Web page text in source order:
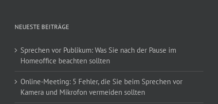
NEUESTE BEITRÄGE
Sprechen vor Publikum: Was Sie nach der Pause im
Homeoffice beachten sollten
Online-Meeting: 5 Fehler, die Sie beim Sprechen vor
Kamera und Mikrofon vermeiden sollten